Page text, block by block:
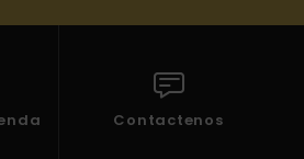
Contactenos